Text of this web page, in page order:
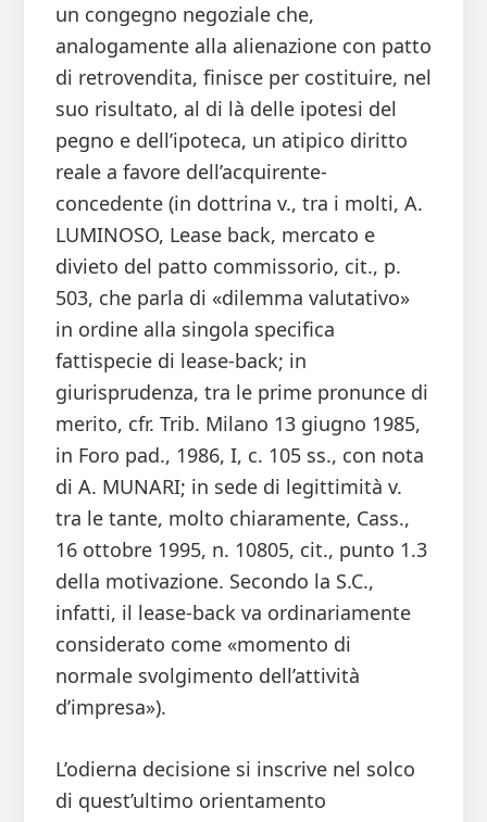
un congegno negoziale che,
analogamente alla alienazione con patto
di retrovendita, finisce per costituire, nel
suo risultato, al di là delle ipotesi del
pegno e dell’ipoteca, un atipico diritto
reale a favore dell’acquirente-
concedente (in dottrina v., tra i molti, A.
LUMINOSO, Lease back, mercato e
divieto del patto commissorio, cit., p.
503, che parla di «dilemma valutativo»
in ordine alla singola specifica
fattispecie di lease-back; in
giurisprudenza, tra le prime pronunce di
merito, cfr. Trib. Milano 13 giugno 1985,
in Foro pad., 1986, I, c. 105 ss., con nota
di A. MUNARI; in sede di legittimità v.
tra le tante, molto chiaramente, Cass.,
16 ottobre 1995, n. 10805, cit., punto 1.3
della motivazione. Secondo la S.C.,
infatti, il lease-back va ordinariamente
considerato come «momento di
normale svolgimento dell’attività
d’impresa»).
L’odierna decisione si inscrive nel solco
di quest’ultimo orientamento